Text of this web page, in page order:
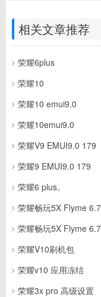
相关文章推荐
荣耀6plus
荣耀10
荣耀10 emui9.0
荣耀10emui9.0
荣耀V9 EMUI9.0 179
荣耀9 EMUI9.0 179
荣耀6 plus。
荣耀畅玩5X Flyme
荣耀畅玩5X Flyme
荣耀V10刷机包
荣耀v10 应用冻结
荣耀3x pro 高级设置